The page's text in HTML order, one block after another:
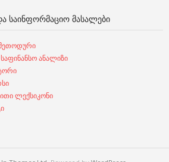
ᲡᲐᲘᲜᲤᲝᲠᲛᲐᲪᲘᲝ ᲛᲐᲡᲐᲚᲔᲑᲘ
მეთოდური
ანალიზი
ლექსიკონი